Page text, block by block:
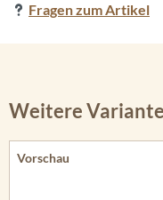
Fragen zum Artikel
Weitere